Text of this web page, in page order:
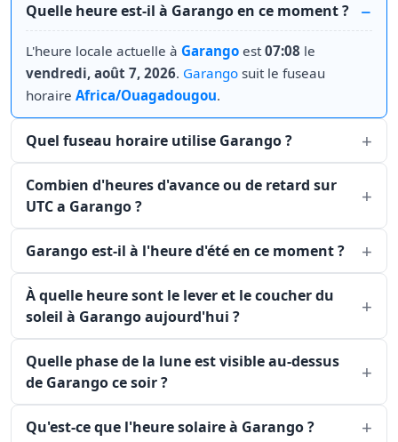
Quelle heure est-il à Garango en ce moment ?
L'heure locale actuelle à Garango est07:08 le
vendredi, août 7, 2026. Garango suit le fuseau
horaire Africa/Ouagadougou.
Quel fuseau horaire utilise Garango ?
Combien d'heures d'avance ou de retard sur
UTC a Garango ?
Garango est-il à l'heure d'été en ce moment ?
À quelle heure sont le lever et le coucher du
soleil à Garango aujourd'hui ?
Quelle phase de la lune est visible au-dessus
de Garango ce soir ?
Qu'est-ce que l'heure solaire à Garango ?